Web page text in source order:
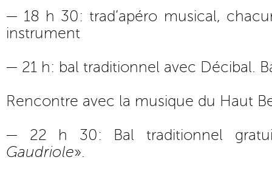
— 18 h 30: trad’apéro musical,
instrument
— 21 h: bal traditionnel avec Décibal.
Rencontre avec la musique du Haut
— 22 h 30: Bal traditionnel
Gaudriole».